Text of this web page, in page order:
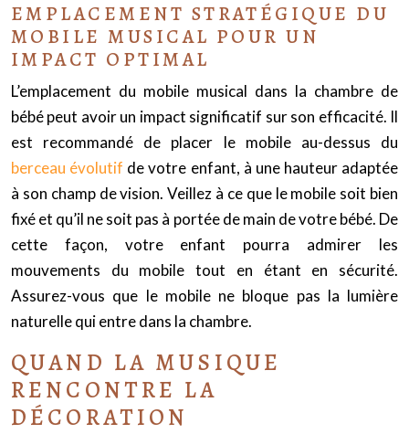
EMPLACEMENT STRATÉGIQUE DU
MOBILE MUSICAL POUR UN
IMPACT OPTIMAL
L’emplacement du mobile musical dans la chambre de
bébé peut avoir un impact significatif sur son efficacité. Il
est recommandé de placer le mobile au-dessus du
berceau évolutif de votre enfant, à une hauteur adaptée
à son champ de vision. Veillez à ce que le mobile soit bien
fixé et qu’il ne soit pas à portée de main de votre bébé. De
cette façon, votre enfant pourra admirer les
mouvements du mobile tout en étant en sécurité.
Assurez-vous que le mobile ne bloque pas la lumière
naturelle qui entre dans la chambre.
QUAND LA MUSIQUE
RENCONTRE LA
DÉCORATION